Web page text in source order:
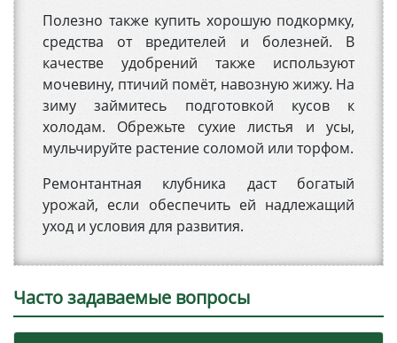
Полезно также купить хорошую подкормку,
средства от вредителей и болезней. В
качестве удобрений также используют
мочевину, птичий помёт, навозную жижу. На
зиму займитесь подготовкой кусов к
холодам. Обрежьте сухие листья и усы,
мульчируйте растение соломой или торфом.
Ремонтантная клубника даст богатый
урожай, если обеспечить ей надлежащий
уход и условия для развития.
Часто задаваемые вопросы